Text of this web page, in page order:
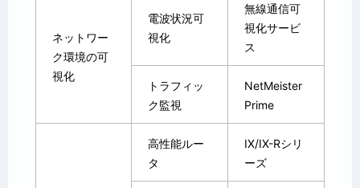
ネットワー
ク環境の可
視化
電波状況可
視化
無線通信可
視化サービ
ス
トラフィッ
ク監視
NetMeister
Prime
高性能ルー
タ
IX/IX-Rシリ
ーズ